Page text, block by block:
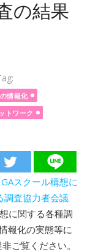
の結果
情報化
トワーク
スクール構想に
調査協力者会議
に関する各種調
報化の実態等に
ご覧ください。